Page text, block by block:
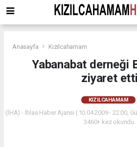
Anasayfa Kızılcahamam
Yabanabat derneği
ziyaret etti
KIZILCAHAMAM
(İHA) - İhlas Haber Ajansı | 10.04.2009 - 22:00,
3460+ kez okundu.